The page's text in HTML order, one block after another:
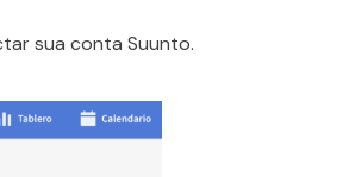
sua conta Suunto.